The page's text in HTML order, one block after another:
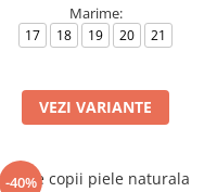
Marime:
17 18 19 20 21
VEZI VARIANTE
-40%
Ghete copii piele naturala